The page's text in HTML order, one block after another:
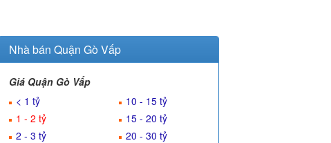
Nhà bán Quận Gò Vấp
Giá Quận Gò Vấp
< 1 tỷ
1 - 2 tỷ
2 - 3 tỷ
10 - 15 tỷ
15 - 20 tỷ
20 - 30 tỷ